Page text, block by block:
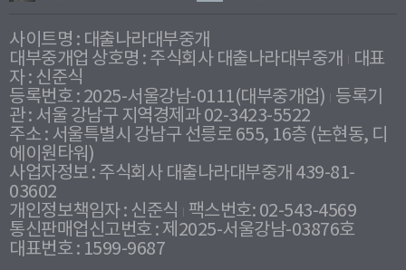
사이트명 : 대출나라대부중개
대부중개업 상호명 : 주식회사 대출나라대부중개
대표
자 : 신준식
등록번호 : 2025-서울강남-0111(대부중개업) 등록기
관 : 서울 강남구 지역경제과 02-3423-5522
주소 : 서울특별시 강남구 선릉로 655, 16층 (논현동, 디
에이원타워)
사업자정보 : 주식회사 대출나라대부중개 439-81-
03602
개인정보책임자 : 신준식
팩스번호: 02-543-4569
통신판매업신고번호 : 제2025-서울강남-03876호
대표번호 : 1599-9687